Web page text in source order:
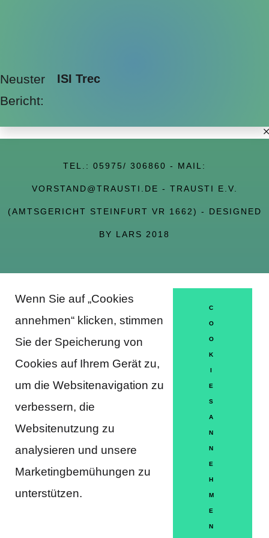
Neuster
Bericht:
ISI Trec
TEL.: 05975/ 306860 - MAIL:
VORSTAND@TRAUSTI.DE - TRAUSTI E.V.
(AMTSGERICHT STEINFURT VR 1662) - DESIGNED
BY LARS 2018
About Trausti e.V.
MITGLIEDSCHAFT
HÄUFIGE FRAGEN
KONTAKT
IMPRESSUM
Wenn Sie auf „Cookies
annehmen“ klicken, stimmen
Sie der Speicherung von
Cookies auf Ihrem Gerät zu,
um die Websitenavigation zu
verbessern, die
Websitenutzung zu
analysieren und unsere
Marketingbemühungen zu
unterstützen.
C
O
O
K
I
E
S
A
N
N
E
H
M
E
N